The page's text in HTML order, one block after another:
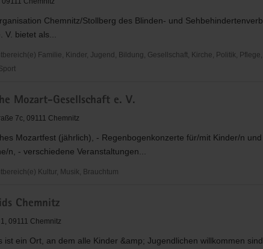
Chemnitz/Stollberg des Blinden- und
V. bietet als...
Familie, Kinder, Jugend, Bildung, Gesellschaft, Kirche, Politik,
Mozart-Gesellschaft e. V.
7c, 09111 Chemnitz
Mozartfest (jährlich), - Regenbogenkonzerte für/mit Kinder/n und
n, - verschiedene Veranstaltungen...
Kultur, Musik, Brauchtum
Chemnitz
09111 Chemnitz
ist ein Ort, an dem alle Kinder &amp; Jugendlichen willkommen